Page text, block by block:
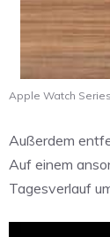
Apple Watch
Außerdem
Auf einem
Tagesverlauf